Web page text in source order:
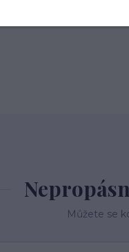
Můžete se